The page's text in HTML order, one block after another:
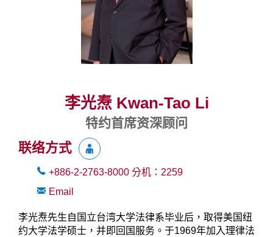
李光焘 Kwan-Tao Li
特约首席资深顾问
联络方式
+886-2-2763-8000 分机： 2259
Email
李光焘先生自国立台湾大学法律系毕业后，取得美国纽
约大学法学硕士，并即回国服务。于1969年加入理律法